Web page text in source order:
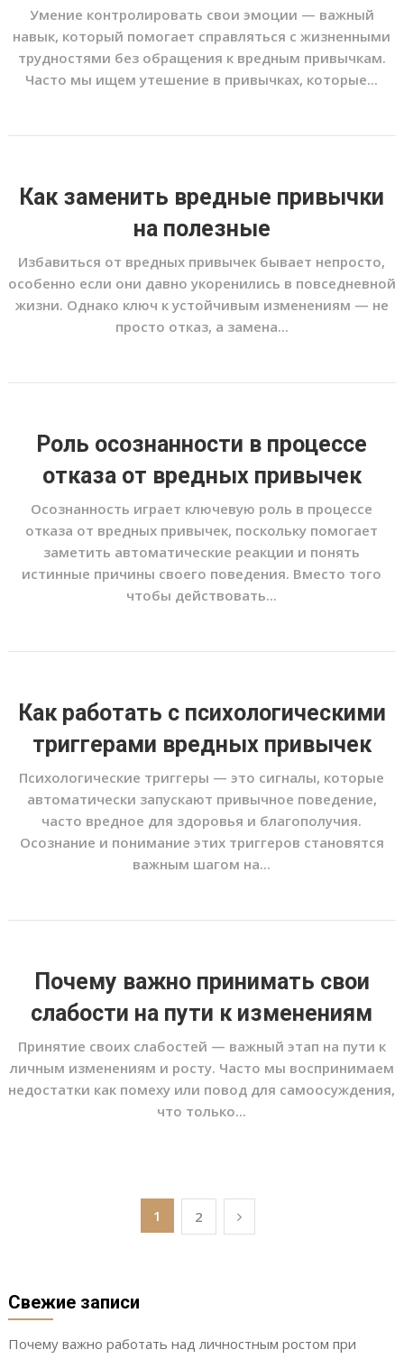
Умение контролировать свои эмоции — важный
навык, который помогает справляться с жизненными
трудностями без обращения к вредным привычкам.
Часто мы ищем утешение в привычках, которые...
Как заменить вредные привычки
на полезные
Избавиться от вредных привычек бывает непросто,
особенно если они давно укоренились в повседневной
жизни. Однако ключ к устойчивым изменениям — не
просто отказ, а замена...
Роль осознанности в процессе
отказа от вредных привычек
Осознанность играет ключевую роль в процессе
отказа от вредных привычек, поскольку помогает
заметить автоматические реакции и понять
истинные причины своего поведения. Вместо того
чтобы действовать...
Как работать с психологическими
триггерами вредных привычек
Психологические триггеры — это сигналы, которые
автоматически запускают привычное поведение,
часто вредное для здоровья и благополучия.
Осознание и понимание этих триггеров становятся
важным шагом на...
Почему важно принимать свои
слабости на пути к изменениям
Принятие своих слабостей — важный этап на пути к
личным изменениям и росту. Часто мы воспринимаем
недостатки как помеху или повод для самоосуждения,
что только...
1 2
Свежие записи
Почему важно работать над личностным ростом при